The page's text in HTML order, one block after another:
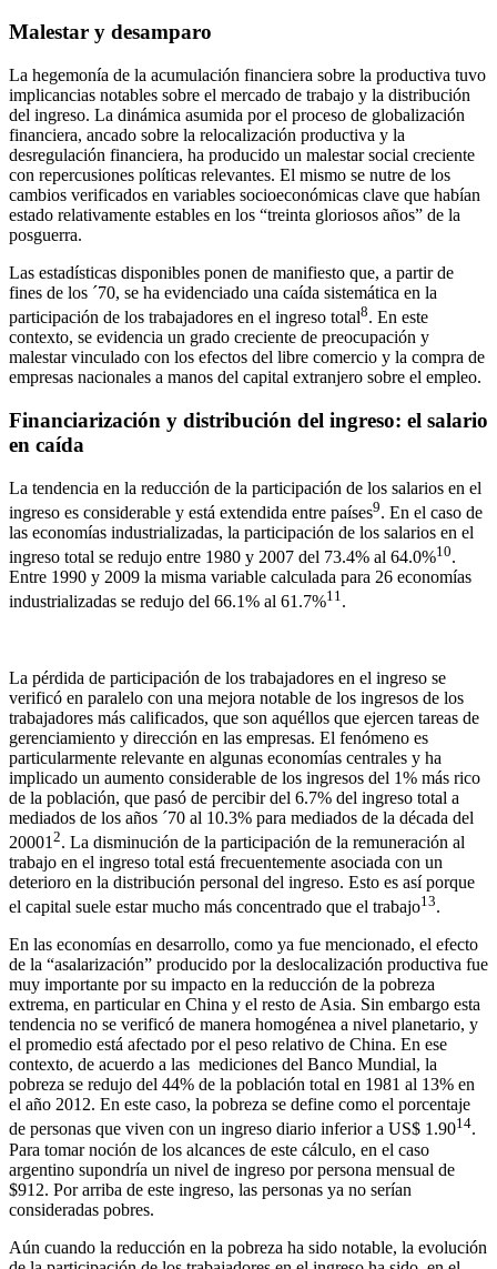
Malestar y desamparo
La hegemonía de la acumulación financiera sobre la productiva tuvo
implicancias notables sobre el mercado de trabajo y la distribución
del ingreso. La dinámica asumida por el proceso de globalización
financiera, ancado sobre la relocalización productiva y la
desregulación financiera, ha producido un malestar social creciente
con repercusiones políticas relevantes. El mismo se nutre de los
cambios verificados en variables socioeconómicas clave que habían
estado relativamente estables en los “treinta gloriosos años” de la
posguerra.
Las estadísticas disponibles ponen de manifiesto que, a partir de
fines de los ´70, se ha evidenciado una caída sistemática en la
participación de los trabajadores en el ingreso total8. En este
contexto, se evidencia un grado creciente de preocupación y
malestar vinculado con los efectos del libre comercio y la compra de
empresas nacionales a manos del capital extranjero sobre el empleo.
Financiarización y distribución del ingreso: el salario
en caída
La tendencia en la reducción de la participación de los salarios en el
ingreso es considerable y está extendida entre países9. En el caso de
las economías industrializadas, la participación de los salarios en el
ingreso total se redujo entre 1980 y 2007 del 73.4% al 64.0%10.
Entre 1990 y 2009 la misma variable calculada para 26 economías
industrializadas se redujo del 66.1% al 61.7%11.
La pérdida de participación de los trabajadores en el ingreso se
verificó en paralelo con una mejora notable de los ingresos de los
trabajadores más calificados, que son aquéllos que ejercen tareas de
gerenciamiento y dirección en las empresas. El fenómeno es
particularmente relevante en algunas economías centrales y ha
implicado un aumento considerable de los ingresos del 1% más rico
de la población, que pasó de percibir del 6.7% del ingreso total a
mediados de los años ´70 al 10.3% para mediados de la década del
20001 2. La disminución de la participación de la remuneración al
trabajo en el ingreso total está frecuentemente asociada con un
deterioro en la distribución personal del ingreso. Esto es así porque
el capital suele estar mucho más concentrado que el trabajo13.
En las economías en desarrollo, como ya fue mencionado, el efecto
de la “asalarización” producido por la deslocalización productiva fue
muy importante por su impacto en la reducción de la pobreza
extrema, en particular en China y el resto de Asia. Sin embargo esta
tendencia no se verificó de manera homogénea a nivel planetario, y
el promedio está afectado por el peso relativo de China. En ese
contexto, de acuerdo a las mediciones del Banco Mundial, la
pobreza se redujo del 44% de la población total en 1981 al 13% en
el año 2012. En este caso, la pobreza se define como el porcentaje
de personas que viven con un ingreso diario inferior a US$ 1.9014.
Para tomar noción de los alcances de este cálculo, en el caso
argentino supondría un nivel de ingreso por persona mensual de
$912. Por arriba de este ingreso, las personas ya no serían
consideradas pobres.
Aún cuando la reducción en la pobreza ha sido notable, la evolución